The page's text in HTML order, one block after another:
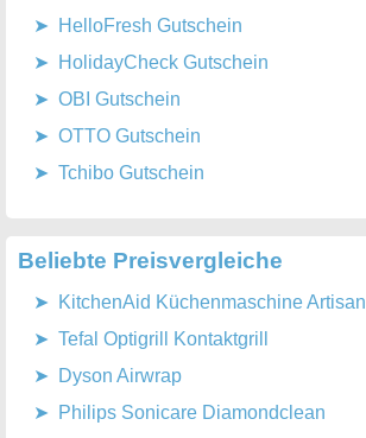
HelloFresh Gutschein
HolidayCheck Gutschein
OBI Gutschein
OTTO Gutschein
Tchibo Gutschein
Beliebte Preisvergleiche
KitchenAid Küchenmaschine Artisan
Tefal Optigrill Kontaktgrill
Dyson Airwrap
Philips Sonicare Diamondclean